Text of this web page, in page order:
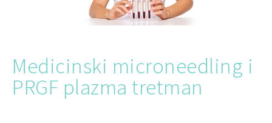
Medicinski microneedling i
PRGF plazma tretman